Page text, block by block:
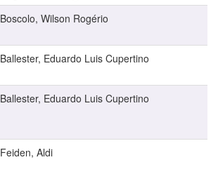
Boscolo, Wilson Rogério
Ballester, Eduardo Luis Cupertino
Ballester, Eduardo Luis Cupertino
Feiden, Aldi